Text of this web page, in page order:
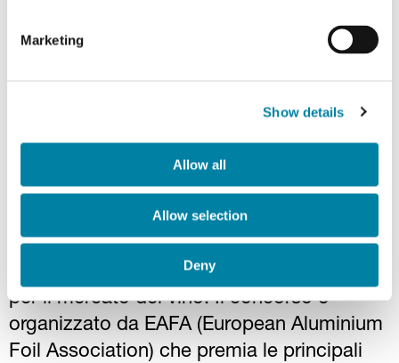
Marketing
Show details
Allow all
Allow selection
Deny
Maggio 2020: Guala Closures ha ricevuto il
prestigioso riconoscimento, Alufoil Trophy
2020 nella categoria “Marketing + Design”
per la sua chiusura a vite Savin Prestige
per il mercato del vino. Il concorso è
organizzato da EAFA (European Aluminium
Foil Association) che premia le principali